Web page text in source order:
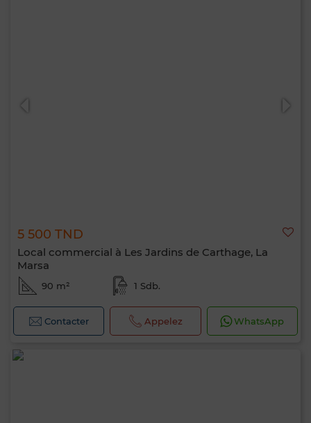
5 500 TND
Local commercial à Les Jardins de Carthage, La
Marsa
90 m² 1 Sdb.
Contacter Appelez WhatsApp